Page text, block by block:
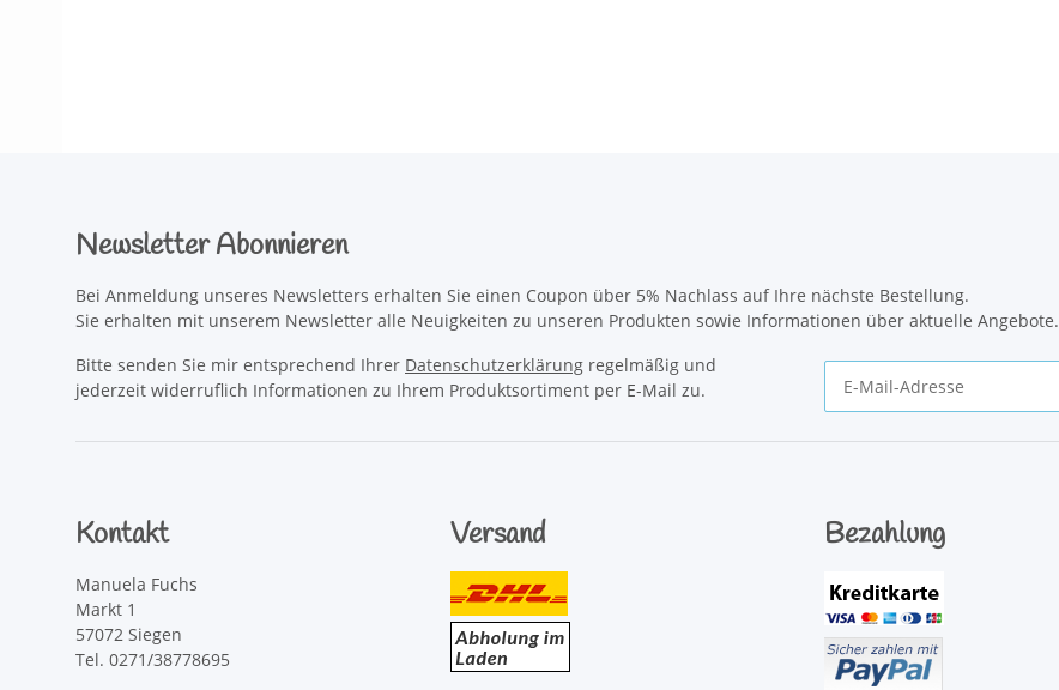
Newsletter Abonnieren
Bei Anmeldung unseres Newsletters erhalten Sie einen Coupon über 5% Nachlass auf Ihre nächste Bestellung.
Sie erhalten mit unserem Newsletter alle Neuigkeiten zu unseren Produkten sowie Informationen über aktuelle Angebote.
Bitte senden Sie mir entsprechend Ihrer Datenschutzerklärung regelmäßig und
jederzeit widerruflich Informationen zu Ihrem Produktsortiment per E-Mail zu.
Kontakt
Manuela Fuchs
Markt 1
57072 Siegen
Tel. 0271/38778695
Versand Bezahlung